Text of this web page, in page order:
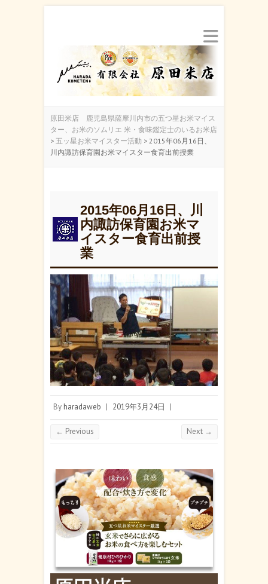
原田米店 鹿児島県薩摩川内市の五つ星お米マイス
ター、お米のソムリエ 米・食味鑑定士のいるお米店
> 五ッ星お米マイスター活動 > 2015年06月16日、
川内諏訪保育園お米マイスター食育出前授業
2015年06月16日、川
内諏訪保育園お米マ
イスター食育出前授
業
By haradaweb | 2019年3月24日 |
← Previous Next →